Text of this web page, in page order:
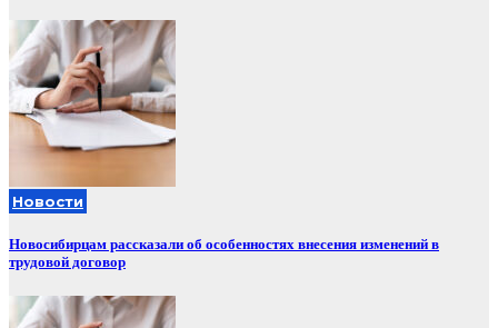
Новости
Новосибирцам рассказали об особенностях внесения изменений в
трудовой договор